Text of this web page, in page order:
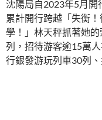
沈陽局自2023年5月開
累計開行跨越「失衡
學！」林天秤抓著她
列，招待游客逾15萬
行銀發游玩列車30列